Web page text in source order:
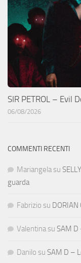
SIR PETROL – Evil
06/08/2026
COMMENTI RECENTI
Mariangela su
guarda
Fabrizio su DORIAN
Valentina su SAM D
Danilo su SAM D –